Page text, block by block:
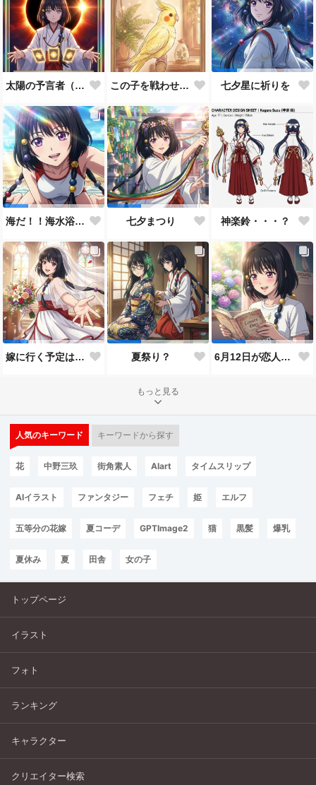
太陽の予言者（プロンプト使い方あってるんだろうか？） この子を戦わせるなんて出来ません！！ 七夕星に祈りを
海だ！！海水浴だ！！ 七夕まつり 神楽鈴・・・？
嫁に行く予定は無いのだけれど！ 夏祭り？ 6月12日が恋人の日と言うので…
もっと見る
人気のキーワード キーワードから探す
花 中野三玖 街角素人 AIart タイムスリップ
AIイラスト ファンタジー フェチ 姫 エルフ
五等分の花嫁 夏コーデ GPTImage2 猫 黒髪 爆乳
夏休み 夏 田舎 女の子
トップページ
イラスト
フォト
ランキング
キャラクター
クリエイター検索